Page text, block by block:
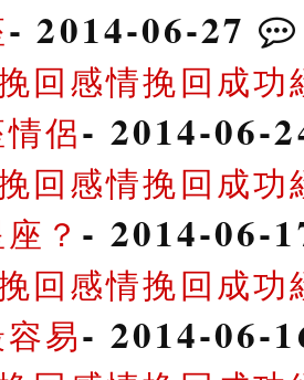
- 2014-06-27
回感情挽回成
侶- 2014-06-
回感情挽回成
？ - 2014-06-
回感情挽回成
易- 2014-06-